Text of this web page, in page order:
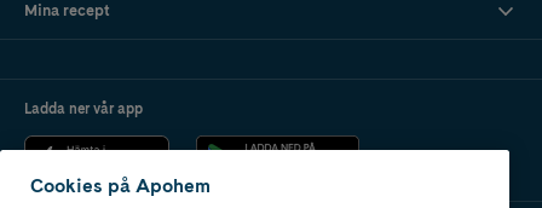
Mina recept
Ladda ner vår app
Cookies på Apohem